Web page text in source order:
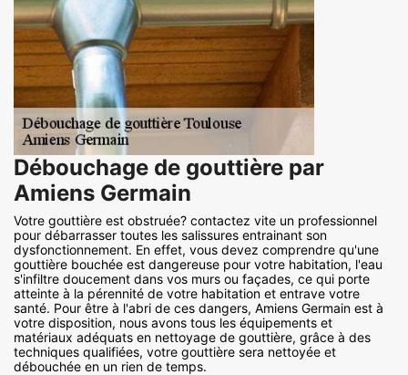
Débouchage de gouttière par
Amiens Germain
Votre gouttière est obstruée? contactez vite un professionnel
pour débarrasser toutes les salissures entrainant son
dysfonctionnement. En effet, vous devez comprendre qu'une
gouttière bouchée est dangereuse pour votre habitation, l'eau
s'infiltre doucement dans vos murs ou façades, ce qui porte
atteinte à la pérennité de votre habitation et entrave votre
santé. Pour être à l'abri de ces dangers, Amiens Germain est à
votre disposition, nous avons tous les équipements et
matériaux adéquats en nettoyage de gouttière, grâce à des
techniques qualifiées, votre gouttière sera nettoyée et
débouchée en un rien de temps.